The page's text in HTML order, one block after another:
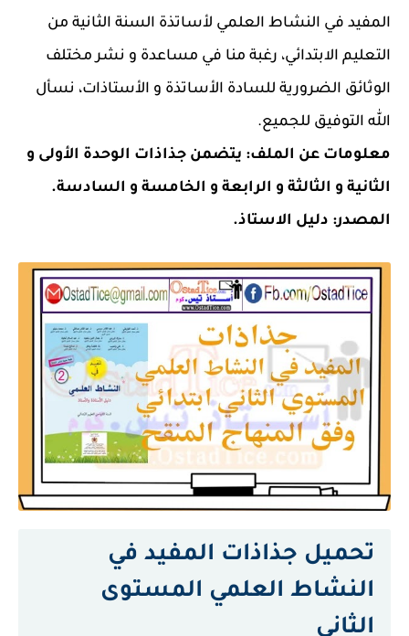
المفيد في النشاط العلمي لأساتذة السنة الثانية من
التعليم الابتدائي، رغبة منا في مساعدة و نشر مختلف
الوثائق الضرورية للسادة الأساتذة و الأستاذات، نسأل
الله التوفيق للجميع.
معلومات عن الملف: يتضمن جذاذات الوحدة الأولى و
الثانية و الثالثة و الرابعة و الخامسة و السادسة.
المصدر: دليل الاستاذ.
تحميل جذاذات المفيد في
النشاط العلمي المستوى
الثاني